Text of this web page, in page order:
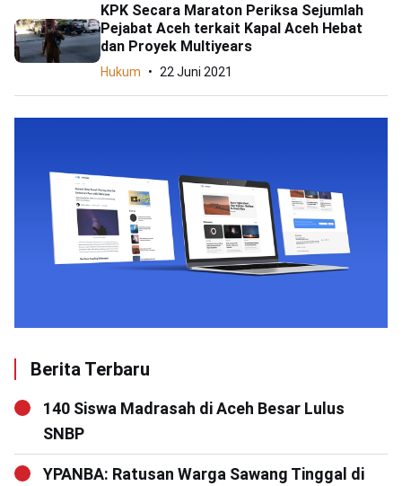
KPK Secara Maraton Periksa Sejumlah
Pejabat Aceh terkait Kapal Aceh Hebat
dan Proyek Multiyears
Hukum 22 Juni 2021
Berita Terbaru
140 Siswa Madrasah di Aceh Besar Lulus
SNBP
YPANBA: Ratusan Warga Sawang Tinggal di